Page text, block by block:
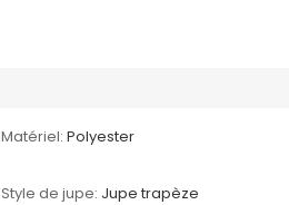
Matériel: Polyester
Style de jupe: Jupe trapèze